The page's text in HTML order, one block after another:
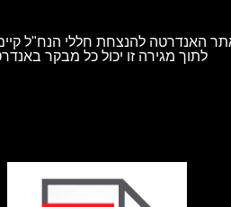
האנדרטה להנצחת חללי הנח"ל
לתוך מגירה זו יכול כל מבקר